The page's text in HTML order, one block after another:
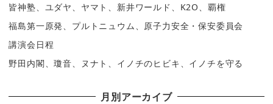
皆神塾、ユダヤ、ヤマト、新井ワールド、K2O、覇権
福島第一原発、プルトニュウム、原子力安全・保安委員会
講演会日程
野田内閣、瓊音、ヌナト、イノチのヒビキ、イノチを守る
月別アーカイブ